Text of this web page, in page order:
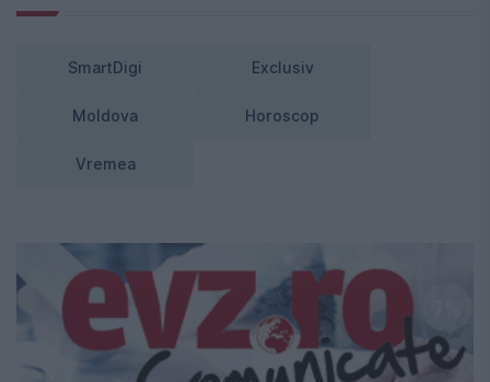
SmartDigi Exclusiv
Moldova Horoscop
Vremea